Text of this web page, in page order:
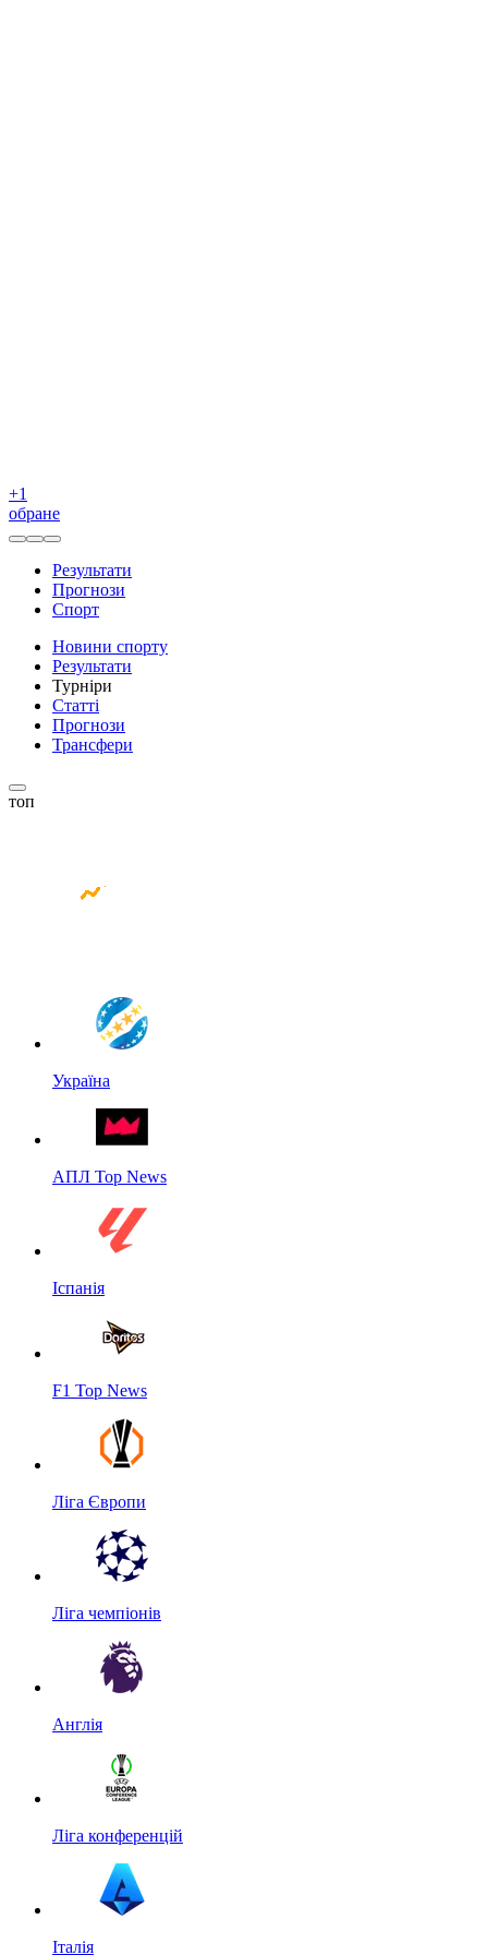
+1
обране
Результати
Прогнози
Спорт
Новини спорту
Результати
Турніри
Статті
Прогнози
Трансфери
топ
Україна
АПЛ Top News
Іспанія
F1 Top News
Ліга Європи
Ліга чемпіонів
Англія
Ліга конференцій
Італія